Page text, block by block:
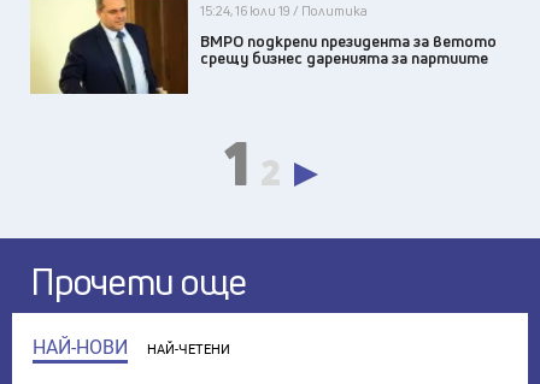
15:24, 16 юли 19 / Политика
ВМРО подкрепи президента за ветото
срещу бизнес даренията за партиите
1 2
Прочети още
НАЙ-НОВИ НАЙ-ЧЕТЕНИ